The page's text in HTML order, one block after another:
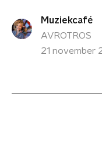
Muziekcafé
AVROTROS
21 november